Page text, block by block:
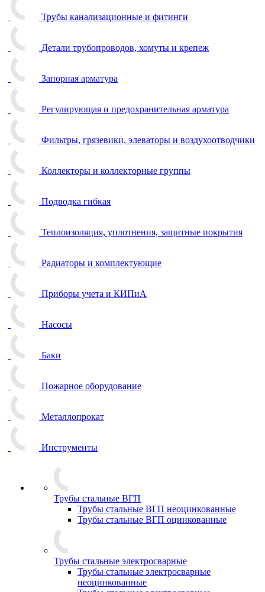
Трубы канализационные и фитинги
Детали трубопроводов, хомуты и крепеж
Запорная арматура
Регулирующая и предохранительная арматура
Фильтры, грязевики, элеваторы и воздухоотводчики
Коллекторы и коллекторные группы
Подводка гибкая
Теплоизоляция, уплотнения, защитные покрытия
Радиаторы и комплектующие
Приборы учета и КИПиА
Насосы
Баки
Пожарное оборудование
Металлопрокат
Инструменты
Трубы стальные ВГП
Трубы стальные ВГП неоцинкованные
Трубы стальные ВГП оцинкованные
Трубы стальные электросварные
Трубы стальные электросварные
неоцинкованные